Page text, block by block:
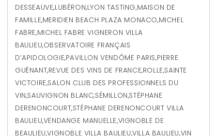
DESSEAUVE,LUBÉRON,LYON TASTING,MAISON DE
FAMILLE,MERIDIEN BEACH PLAZA MONACO,MICHEL
FABRE,MICHEL FABRE VIGNERON VILLA
BAULIEU,OBSERVATOIRE FRANÇAIS
D’APIDOLOGIE,PAVILLON VENDÔME PARIS,PIERRE
GUÉNANT,REVUE DES VINS DE FRANCE,ROLLE,SAINTE
VICTOIRE,SALON CLUB DES PROFESSIONNELS DU
VIN,SAUVIGNON BLANC,SÉMILLON,STÉPHANE
DERENONCOURT,STÉPHANE DERENONCOURT VILLA
BAULIEU,VENDANGE MANUELLE,VIGNOBLE DE
BEAULIEU,VIGNOBLE VILLA BAULIEU,VILLA BAULIEU,VIN